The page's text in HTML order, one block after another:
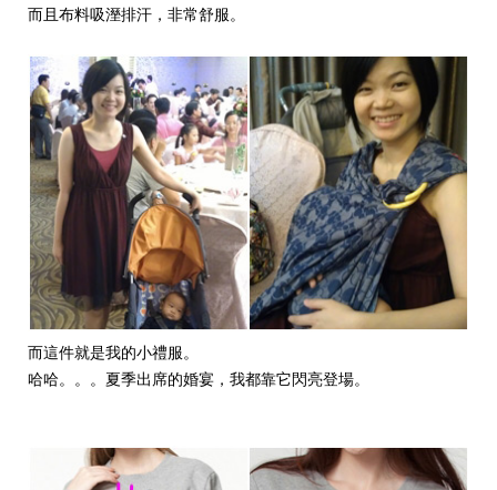
而且布料吸溼排汗，非常舒服。
而這件就是我的小禮服。
哈哈。。。夏季出席的婚宴，我都靠它閃亮登場。